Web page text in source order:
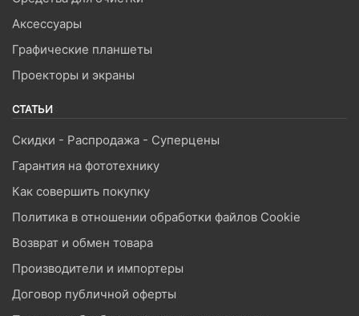
Аксессуары
Графические планшеты
Проекторы и экраны
СТАТЬИ
Скидки - Распродажа - Суперцены
Гарантия на фототехнику
Как совершить покупку
Политика в отношении обработки файлов Cookie
Возврат и обмен товара
Производители и импортеры
Договор публичной оферты